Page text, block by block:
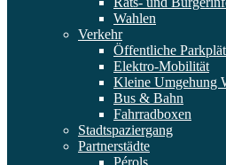
Wahlen
Verkehr
Öffentliche
Elektro-Mobilität
Kleine Umgehung
Bus & Bahn
Fahrradboxen
Stadtspaziergang
Partnerstädte
Pérols